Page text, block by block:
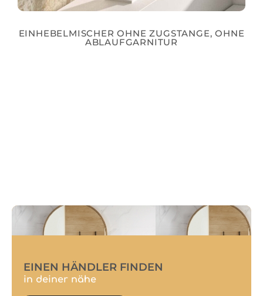
EINHEBELMISCHER OHNE ZUGSTANGE, OHNE
ABLAUFGARNITUR
EINEN HÄNDLER FINDEN
in deiner nähe